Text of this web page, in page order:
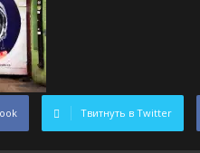
Твитнуть в Twitter